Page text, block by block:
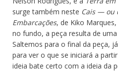
surge também neste Cais — ou
Embarcações, de Kiko
no fundo, a peça resulta de
Saltemos para o final da peça,
para ver o que se iniciará a
ideia bate certo com a ideia da